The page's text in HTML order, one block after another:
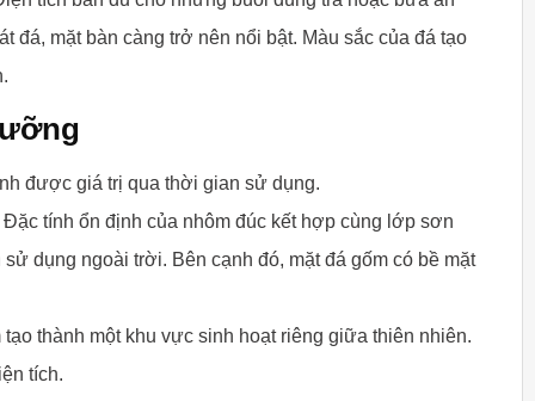
đá, mặt bàn càng trở nên nổi bật. Màu sắc của đá tạo
được giá trị qua thời gian sử dụng.
tính ổn định của nhôm đúc kết hợp cùng lớp sơn
dụng ngoài trời. Bên cạnh đó, mặt đá gốm có bề mặt
thành một khu vực sinh hoạt riêng giữa thiên nhiên.
tích.